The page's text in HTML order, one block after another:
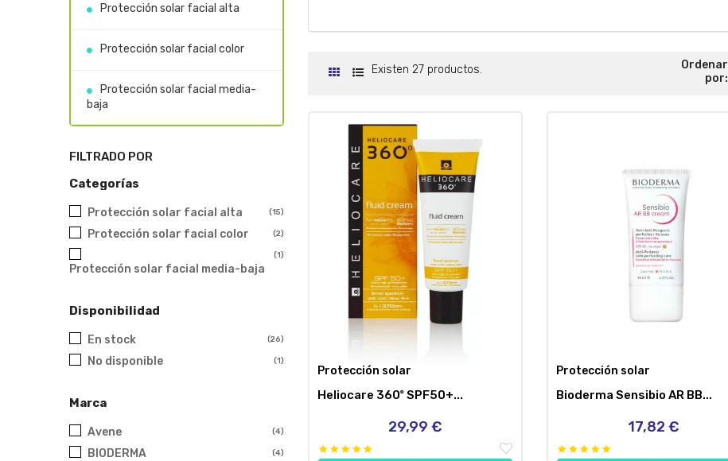
Protección solar facial alta
Protección solar facial color
Protección solar facial media-
baja
FILTRADO POR
Categorías
Protección solar facial alta (15)
Protección solar facial color (2)
Protección solar facial media-baja
(1)
Disponibilidad
En stock (26)
No disponible (1)
Marca
Avene (4)
BIODERMA (4)
Existen 27 productos.
Ordenar
por:
Protección solar
Heliocare 360º SPF50+...
Precio
29,99 €
Protección solar
Bioderma Sensibio AR BB...
Precio
17,82 €